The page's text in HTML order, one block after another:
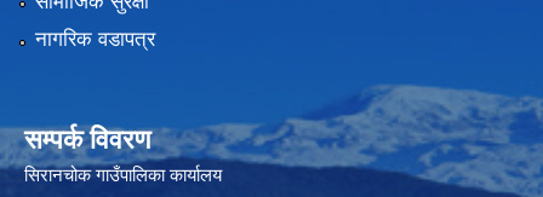
नागरिक वडापत्र
सम्पर्क विवरण
सिरानचोक गाउँपालिका कार्यालय